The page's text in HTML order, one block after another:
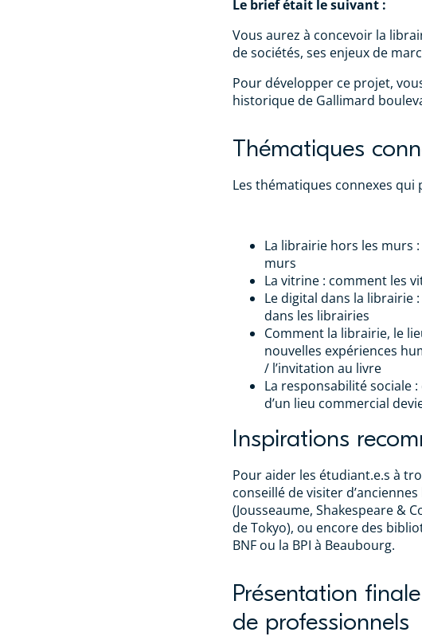
Le brief était le suivant :
Vous aurez à concevoir la
de sociétés, ses enjeux de
Pour développer ce projet,
historique de Gallimard
Thématiques
Les thématiques connexes
La librairie hors les murs
murs
La vitrine : comment les
Le digital dans la librairie
dans les librairies
Comment la librairie, le
nouvelles expériences
/ l’invitation au livre
La responsabilité sociale
d’un lieu commercial
Inspirations
Pour aider les étudiant.e.s à
conseillé de visiter
(Jousseaume, Shakespeare &
de Tokyo), ou encore des
BNF ou la BPI à Beaubourg.
Présentation
de professionnels